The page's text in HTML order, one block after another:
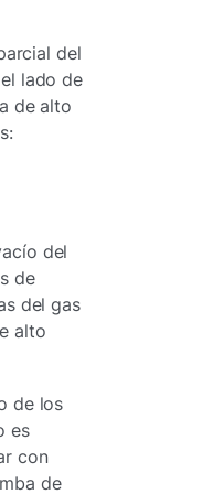
del
lado de
de alto
del
de
del gas
alto
de los
es
con
de